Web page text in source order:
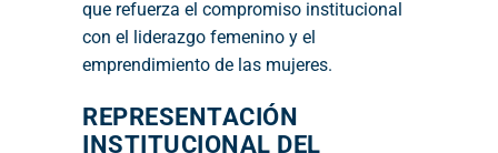
que refuerza el compromiso institucional
con el liderazgo femenino y el
emprendimiento de las mujeres.
REPRESENTACIÓN
INSTITUCIONAL DEL